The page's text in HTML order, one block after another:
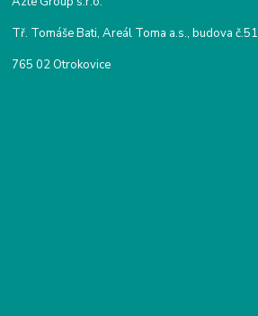
Tř. Tomáše Bati, Areál Toma a.s., budova č.51
765 02 Otrokovice